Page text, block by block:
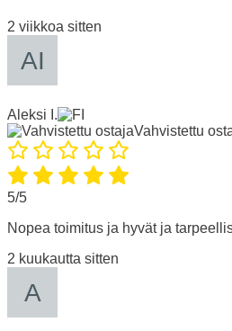
2 viikkoa sitten
Aleksi I.
Vahvistettu
5/5
Nopea toimitus ja hyvät ja
2 kuukautta sitten